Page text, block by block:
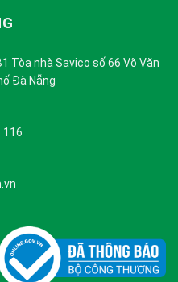
Tòa nhà Savico số 66 Võ Văn
Đà Nẵng
116